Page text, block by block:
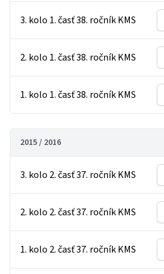
3. kolo 1. časť 38. ročník KMS
2. kolo 1. časť 38. ročník KMS
1. kolo 1. časť 38. ročník KMS
2015 / 2016
3. kolo 2. časť 37. ročník KMS
2. kolo 2. časť 37. ročník KMS
1. kolo 2. časť 37. ročník KMS